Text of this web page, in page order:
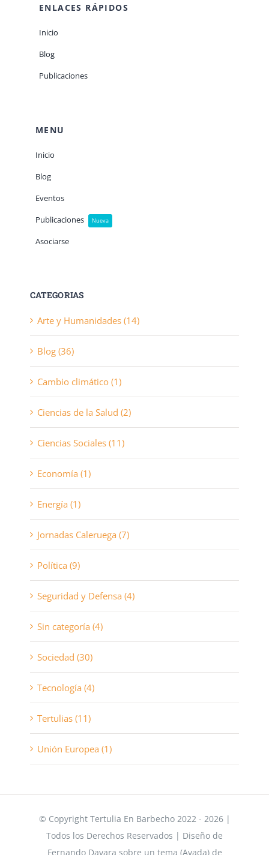
ENLACES RÁPIDOS
Inicio
Blog
Publicaciones
MENU
Inicio
Blog
Eventos
Publicaciones
Nueva
Asociarse
CATEGORIAS
Arte y Humanidades (14)
Blog (36)
Cambio climático (1)
Ciencias de la Salud (2)
Ciencias Sociales (11)
Economía (1)
Energía (1)
Jornadas Caleruega (7)
Política (9)
Seguridad y Defensa (4)
Sin categoría (4)
Sociedad (30)
Tecnología (4)
Tertulias (11)
Unión Europea (1)
© Copyright Tertulia En Barbecho 2022 - 2026 |
Todos los Derechos Reservados | Diseño de
Fernando Davara sobre un tema (Avada) de